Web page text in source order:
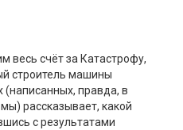
весь счёт за Катастрофу,
строитель машины
(написанных, правда, в
рассказывает, какой
с результатами